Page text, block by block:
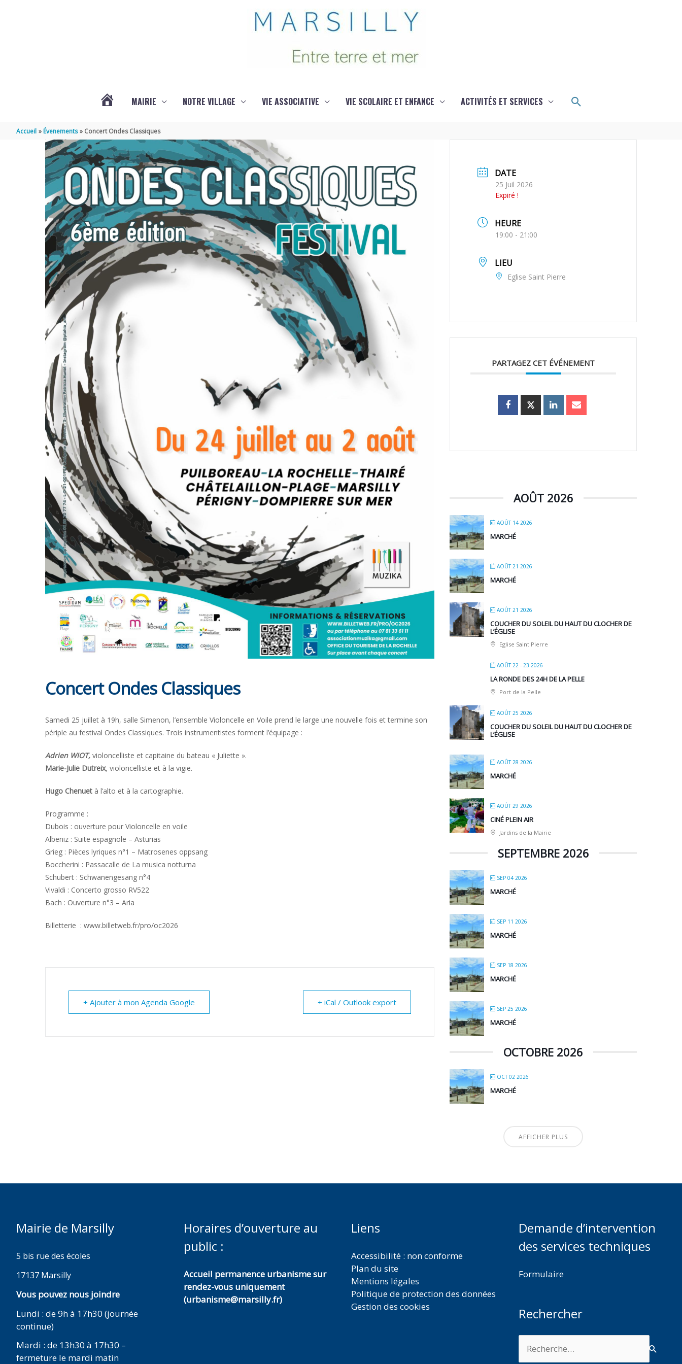
DE
MARSILLY
MAIRIE NOTRE VILLAGE VIE ASSOCIATIVE VIE SCOLAIRE ET ENFANCE ACTIVITÉS ET SERVICES Rechercher
Accueil Évenements Concert Ondes Classiques
Concert Ondes Classiques
Samedi 25 juillet à 19h, salle Simenon, l’ensemble Violoncelle en Voile prend le large une nouvelle fois et termine son
périple au festival Ondes Classiques. Trois instrumentistes forment l’équipage :
Adrien WIOT, violoncelliste et capitaine du bateau « Juliette ».
Marie-Julie Dutreix, violoncelliste et à la vigie.
Hugo Chenuet à l’alto et à la cartographie.
Programme :
Dubois : ouverture pour Violoncelle en voile
Albeniz : Suite espagnole – Asturias
Grieg : Pièces lyriques n°1 – Matrosenes oppsang
Boccherini : Passacalle de La musica notturna
Schubert : Schwanengesang n°4
Vivaldi : Concerto grosso RV522
Bach : Ouverture n°3 – Aria
Billetterie : www.billetweb.fr/pro/oc2026
+ Ajouter à mon Agenda Google + iCal / Outlook export
DATE
25 Juil 2026
Expiré !
HEURE
19:00 - 21:00
LIEU
Eglise Saint Pierre
PARTAGEZ CET ÉVÉNEMENT
AOÛT 2026
AOÛT 14 2026
MARCHÉ
AOÛT 21 2026
MARCHÉ
AOÛT 21 2026
COUCHER DU SOLEIL DU HAUT DU CLOCHER DE
L’ÉGLISE
Eglise Saint Pierre
AOÛT 22 - 23 2026
LA RONDE DES 24H DE LA PELLE
Port de la Pelle
AOÛT 25 2026
COUCHER DU SOLEIL DU HAUT DU CLOCHER DE
L’ÉGLISE
AOÛT 28 2026
MARCHÉ
AOÛT 29 2026
CINÉ PLEIN AIR
Jardins de la Mairie
SEPTEMBRE 2026
SEP 04 2026
MARCHÉ
SEP 11 2026
MARCHÉ
SEP 18 2026
MARCHÉ
SEP 25 2026
MARCHÉ
OCTOBRE 2026
OCT 02 2026
MARCHÉ
AFFICHER PLUS
Mairie de Marsilly
5 bis rue des écoles
17137 Marsilly
Vous pouvez nous joindre
Lundi : de 9h à 17h30 (journée
continue)
Mardi : de 13h30 à 17h30 –
fermeture le mardi matin
Horaires d’ouverture au
public :
Accueil permanence urbanisme sur
rendez-vous uniquement
(urbanisme@marsilly.fr)
Liens
Accessibilité : non conforme
Plan du site
Mentions légales
Politique de protection des données
Gestion des cookies
Demande d’intervention
des services techniques
Formulaire
Rechercher